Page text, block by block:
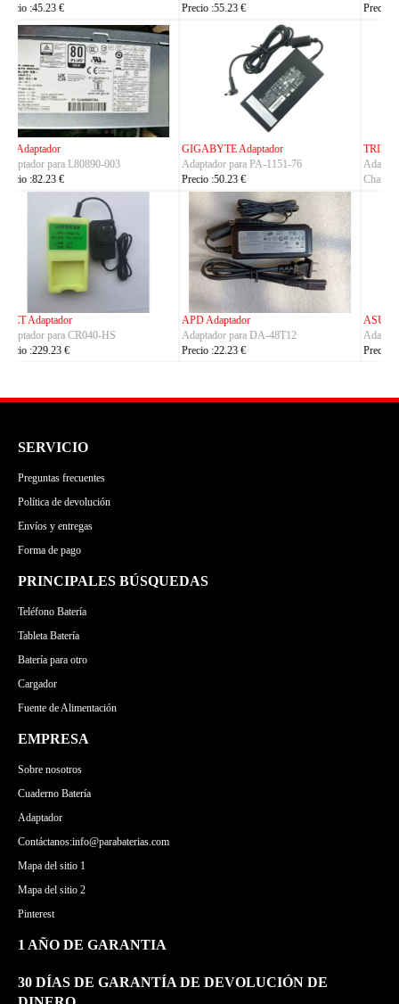
Precio :164.23 €
Precio :40.23 €
TRIMBLE Adaptador
Adaptador para
Charger_Dual_Battery_Slot
Precio :149.23 €
ASUS Adaptador
Adaptador para A14-150P1A
Precio :42.23 €
ASUS Adaptador
Adaptador para ADP-380AB_B
Precio :86.23 €
OLYMPUS Adaptador
Adaptador para CH4000
Precio :100.23 €
SERVICIO
Preguntas frecuentes
Política de devolución
Envíos y entregas
Forma de pago
PRINCIPALES BÚSQUEDAS
Teléfono Batería
Tableta Batería
Batería para otro
Cargador
Fuente de Alimentación
EMPRESA
Sobre nosotros
Cuaderno Batería
Adaptador
Contáctanos:info@parabaterias.com
Mapa del sitio 1
Mapa del sitio 2
Pinterest
1 AÑO DE GARANTIA
30 DÍAS DE GARANTÍA DE DEVOLUCIÓN DE